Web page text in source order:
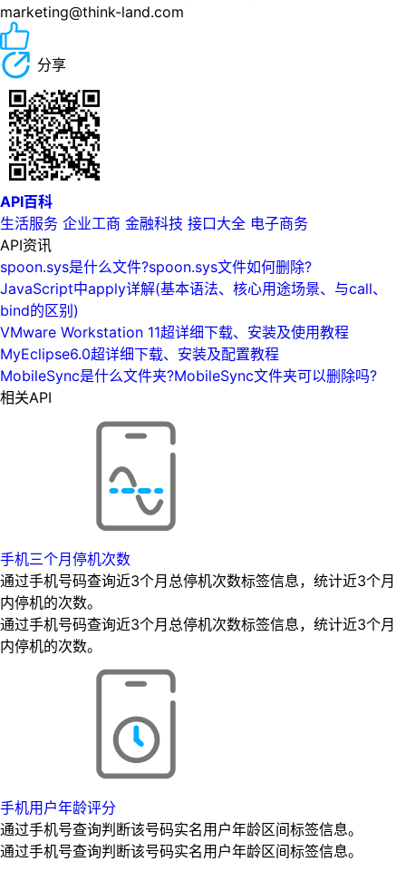
marketing@think-land.com
分享
API百科
生活服务 企业工商 金融科技 接口大全 电子商务
API资讯
spoon.sys是什么文件?spoon.sys文件如何删除?
JavaScript中apply详解(基本语法、核心用途场景、与call、
bind的区别)
VMware Workstation 11超详细下载、安装及使用教程
MyEclipse6.0超详细下载、安装及配置教程
MobileSync是什么文件夹?MobileSync文件夹可以删除吗?
相关API
手机三个月停机次数
通过手机号码查询近3个月总停机次数标签信息，统计近3个月
内停机的次数。
通过手机号码查询近3个月总停机次数标签信息，统计近3个月
内停机的次数。
手机用户年龄评分
通过手机号查询判断该号码实名用户年龄区间标签信息。
通过手机号查询判断该号码实名用户年龄区间标签信息。